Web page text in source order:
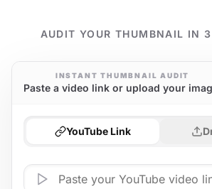
AUDIT YOUR THUMBNAIL IN
INSTANT THUMBNAIL AUDIT
Paste a video link or upload your
YouTube Link